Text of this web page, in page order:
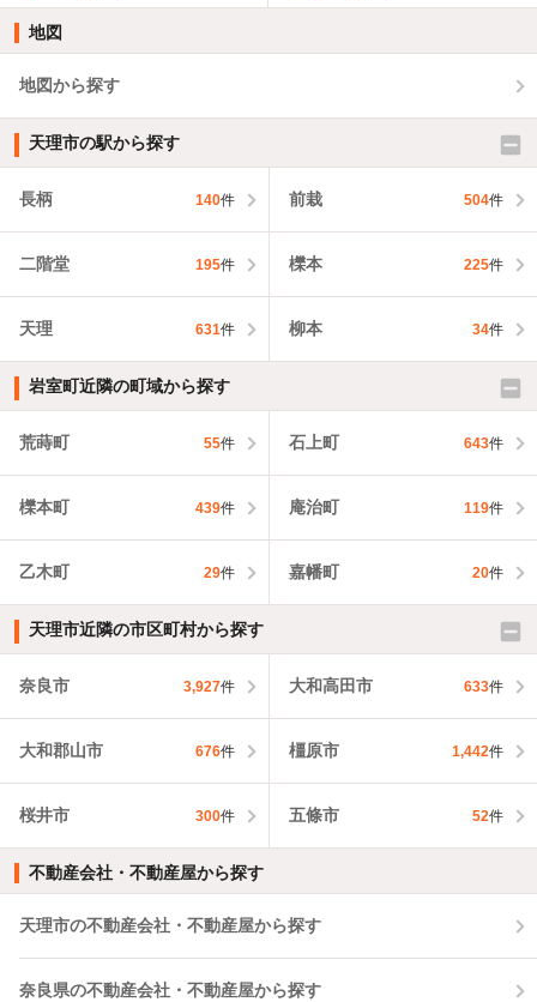
地図
地図から探す
天理市の駅から探す
長柄 140件 前栽 504件
二階堂 195件 櫟本 225件
天理 631件 柳本 34件
岩室町近隣の町域から探す
荒蒔町 55件 石上町 643件
櫟本町 439件 庵治町 119件
乙木町 29件 嘉幡町 20件
天理市近隣の市区町村から探す
奈良市 3,927件 大和高田市 633件
大和郡山市 676件 橿原市 1,442件
桜井市 300件 五條市 52件
不動産会社・不動産屋から探す
天理市の不動産会社・不動産屋から探す
奈良県の不動産会社・不動産屋から探す